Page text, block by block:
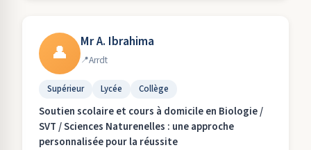
👤 Mr A. Ibrahima
Arrdt
Supérieur Lycée Collège
Soutien scolaire et cours à domicile en Biologie /
SVT / Sciences Naturenelles : une approche
personnalisée pour la réussite